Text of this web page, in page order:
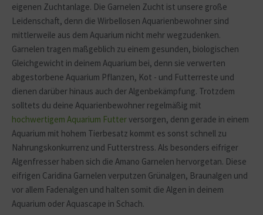
eigenen Zuchtanlage. Die Garnelen Zucht ist unsere große
Leidenschaft, denn die Wirbellosen Aquarienbewohner sind
mittlerweile aus dem Aquarium nicht mehr wegzudenken.
Garnelen tragen maßgeblich zu einem gesunden, biologischen
Gleichgewicht in deinem Aquarium bei, denn sie verwerten
abgestorbene Aquarium Pflanzen, Kot - und Futterreste und
dienen darüber hinaus auch der Algenbekämpfung. Trotzdem
solltets du deine Aquarienbewohner regelmäßig mit
hochwertigem Aquarium Futterversorgen, denn gerade in einem
Aquarium mit hohem Tierbesatz kommt es sonst schnell zu
Nahrungskonkurrenz und Futterstress. Als besonders eifriger
Algenfresser haben sich die Amano Garnelen hervorgetan. Diese
eifrigen Caridina Garnelen verputzen Grünalgen, Braunalgen und
vor allem Fadenalgen und halten somit die Algen in deinem
Aquarium oder Aquascape in Schach.